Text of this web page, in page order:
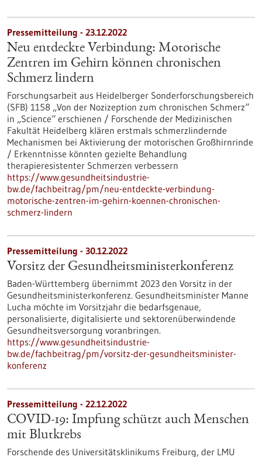
Pressemitteilung - 23.12.2022
Neu entdeckte Verbindung: Motorische
Zentren im Gehirn können chronischen
Schmerz lindern
Forschungsarbeit aus Heidelberger Sonderforschungsbereich
(SFB) 1158 „Von der Nozizeption zum chronischen Schmerz“
in „Science“ erschienen / Forschende der Medizinischen
Fakultät Heidelberg klären erstmals schmerzlindernde
Mechanismen bei Aktivierung der motorischen Großhirnrinde
/ Erkenntnisse könnten gezielte Behandlung
therapieresistenter Schmerzen verbessern
https://www.gesundheitsindustrie-
bw.de/fachbeitrag/pm/neu-entdeckte-verbindung-
motorische-zentren-im-gehirn-koennen-chronischen-
schmerz-lindern
Pressemitteilung - 30.12.2022
Vorsitz der Gesundheitsminister­konferenz
Baden-Württemberg übernimmt 2023 den Vorsitz in der
Gesundheitsministerkonferenz. Gesundheitsminister Manne
Lucha möchte im Vorsitzjahr die bedarfsgenaue,
personalisierte, digitalisierte und sektorenüberwindende
Gesundheitsversorgung voranbringen.
https://www.gesundheitsindustrie-
bw.de/fachbeitrag/pm/vorsitz-der-gesundheitsminister-
konferenz
Pressemitteilung - 22.12.2022
COVID-19: Impfung schützt auch Menschen
mit Blutkrebs
Forschende des Universitätsklinikums Freiburg, der LMU